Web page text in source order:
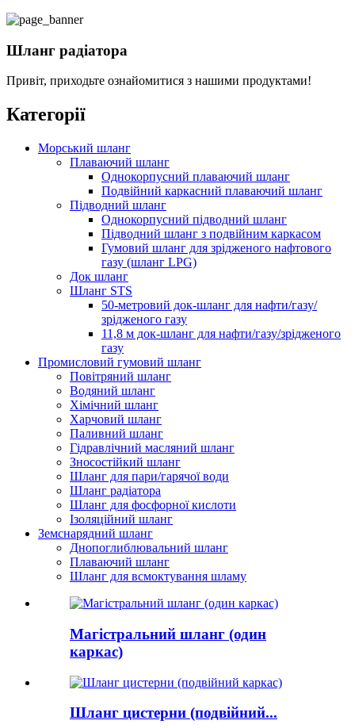
Шланг радіатора
Привіт, приходьте ознайомитися з нашими продуктами!
Категорії
Морський шланг
Плаваючий шланг
Однокорпусний плаваючий шланг
Подвійний каркасний плаваючий шланг
Підводний шланг
Однокорпусний підводний шланг
Підводний шланг з подвійним каркасом
Гумовий шланг для зрідженого нафтового
газу (шланг LPG)
Док шланг
Шланг STS
50-метровий док-шланг для нафти/газу/
зрідженого газу
11,8 м док-шланг для нафти/газу/зрідженого
газу
Промисловий гумовий шланг
Повітряний шланг
Водяний шланг
Хімічний шланг
Харчовий шланг
Паливний шланг
Гідравлічний масляний шланг
Зносостійкий шланг
Шланг для пари/гарячої води
Шланг радіатора
Шланг для фосфорної кислоти
Ізоляційний шланг
Земснарядний шланг
Днопоглиблювальний шланг
Плаваючий шланг
Шланг для всмоктування шламу
Магістральний шланг (один
каркас)
Шланг цистерни (подвійний...